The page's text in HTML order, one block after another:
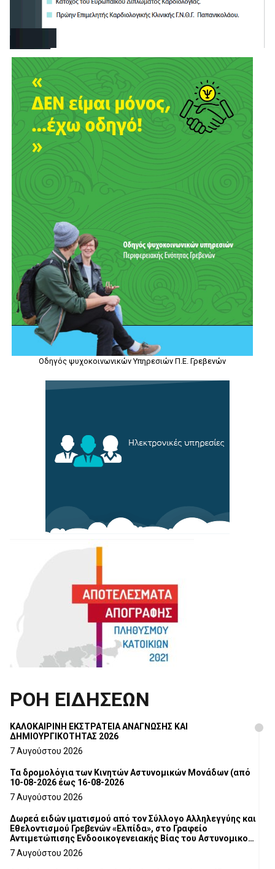
Οδηγός ψυχοκοινωνικών Υπηρεσιών Π.Ε. Γρεβενών
ΡΟΗ ΕΙΔΗΣΕΩΝ
ΚΑΛΟΚΑΙΡΙΝΗ ΕΚΣΤΡΑΤΕΙΑ ΑΝΑΓΝΩΣΗΣ ΚΑΙ
ΔΗΜΙΟΥΡΓΙΚΟΤΗΤΑΣ 2026
7 Αυγούστου 2026
Τα δρομολόγια των Κινητών Αστυνομικών Μονάδων (από
10-08-2026 έως 16-08-2026
7 Αυγούστου 2026
Δωρεά ειδών ιματισμού από τον Σύλλογο Αλληλεγγύης και
Εθελοντισμού Γρεβενών «Ελπίδα», στο Γραφείο
Αντιμετώπισης Ενδοοικογενειακής Βίας του Αστυνομικού
Τμήματος Γρεβενών
7 Αυγούστου 2026